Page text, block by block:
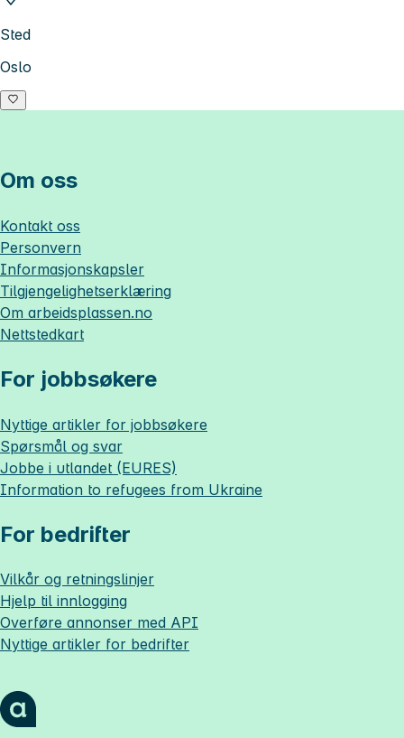
Sted
Oslo
Om oss
Kontakt oss
Personvern
Informasjonskapsler
Tilgjengelighetserklæring
Om arbeidsplassen.no
Nettstedkart
For jobbsøkere
Nyttige artikler for jobbsøkere
Spørsmål og svar
Jobbe i utlandet (EURES)
Information to refugees from Ukraine
For bedrifter
Vilkår og retningslinjer
Hjelp til innlogging
Overføre annonser med API
Nyttige artikler for bedrifter